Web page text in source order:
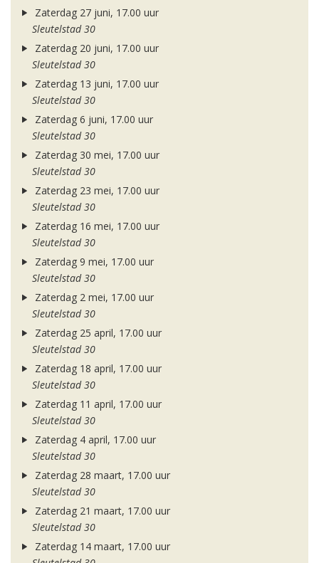
Zaterdag 27 juni, 17.00 uur
Sleutelstad 30
Zaterdag 20 juni, 17.00 uur
Sleutelstad 30
Zaterdag 13 juni, 17.00 uur
Sleutelstad 30
Zaterdag 6 juni, 17.00 uur
Sleutelstad 30
Zaterdag 30 mei, 17.00 uur
Sleutelstad 30
Zaterdag 23 mei, 17.00 uur
Sleutelstad 30
Zaterdag 16 mei, 17.00 uur
Sleutelstad 30
Zaterdag 9 mei, 17.00 uur
Sleutelstad 30
Zaterdag 2 mei, 17.00 uur
Sleutelstad 30
Zaterdag 25 april, 17.00 uur
Sleutelstad 30
Zaterdag 18 april, 17.00 uur
Sleutelstad 30
Zaterdag 11 april, 17.00 uur
Sleutelstad 30
Zaterdag 4 april, 17.00 uur
Sleutelstad 30
Zaterdag 28 maart, 17.00 uur
Sleutelstad 30
Zaterdag 21 maart, 17.00 uur
Sleutelstad 30
Zaterdag 14 maart, 17.00 uur